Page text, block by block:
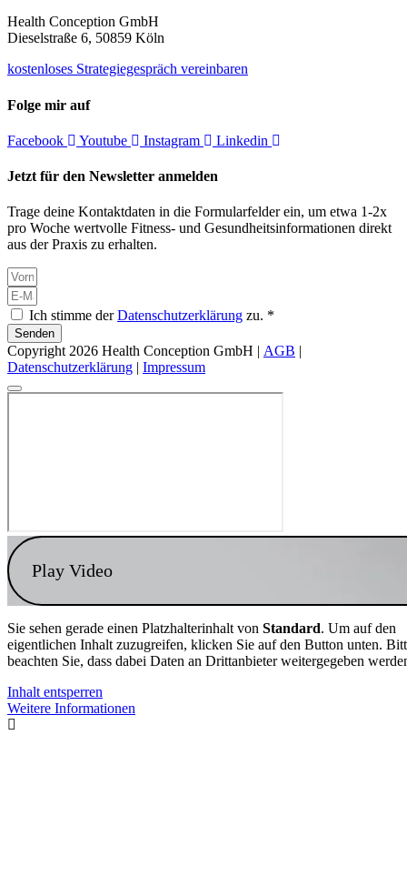
Health Conception GmbH
Dieselstraße 6, 50859 Köln
kostenloses Strategiegespräch vereinbaren
Folge mir auf
Facebook Youtube Instagram Linkedin
Jetzt für den Newsletter anmelden
Trage deine Kontaktdaten in die Formularfelder ein, um etwa 1-2x
pro Woche wertvolle Fitness- und Gesundheitsinformationen direkt
aus der Praxis zu erhalten.
Ich stimme derDatenschutzerklärung zu. *
Senden
Copyright 2026 Health Conception GmbH | AGB |
Datenschutzerklärung | Impressum
Play Video
Sie sehen gerade einen Platzhalterinhalt von Standard. Um auf den
eigentlichen Inhalt zuzugreifen, klicken Sie auf den Button unten.
beachten Sie, dass dabei Daten an Drittanbieter weitergegeben
Inhalt entsperren
Weitere Informationen